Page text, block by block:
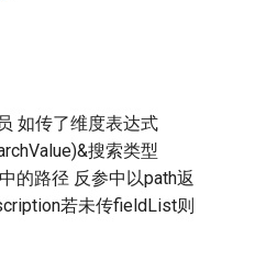
如传了维度表达式
搜索类型
的路径 反参中以path返
若未传fieldList则